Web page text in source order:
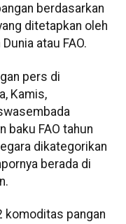
berdasarkan
ditetapkan oleh
atau FAO.
pers di
Kamis,
FAO tahun
dikategorikan
berada di
komoditas pangan